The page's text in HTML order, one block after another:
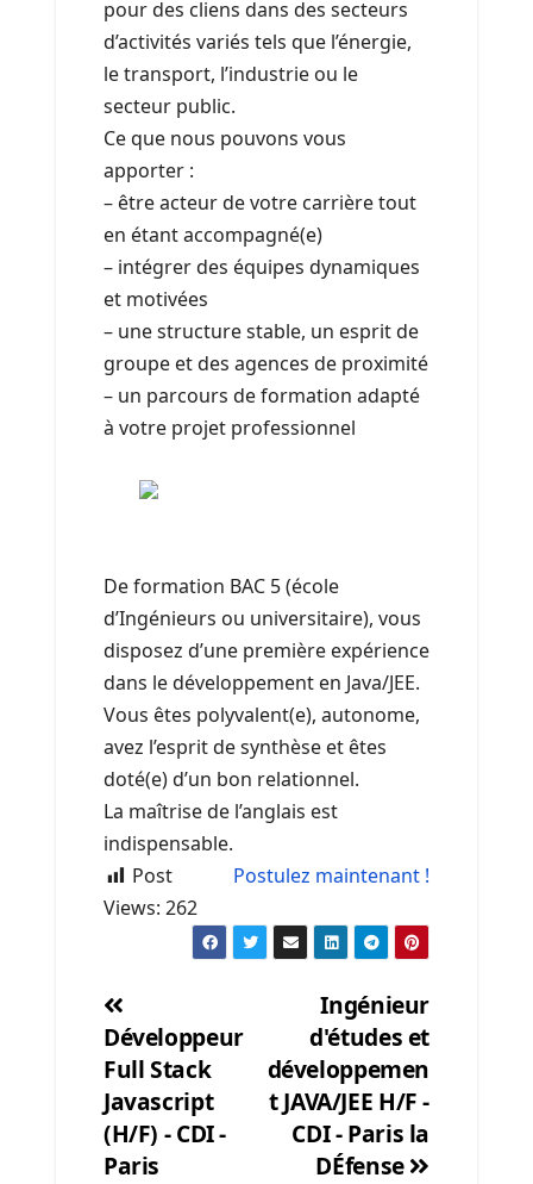
pour des cliens dans des secteurs
d’activités variés tels que l’énergie,
le transport, l’industrie ou le
secteur public.
Ce que nous pouvons vous
apporter :
– être acteur de votre carrière tout
en étant accompagné(e)
– intégrer des équipes dynamiques
et motivées
– une structure stable, un esprit de
groupe et des agences de proximité
– un parcours de formation adapté
à votre projet professionnel
De formation BAC 5 (école
d’Ingénieurs ou universitaire), vous
disposez d’une première expérience
dans le développement en Java/JEE.
Vous êtes polyvalent(e), autonome,
avez l’esprit de synthèse et êtes
doté(e) d’un bon relationnel.
La maîtrise de l’anglais est
indispensable.
Postulez maintenant !
Post
Views: 262
Post
navigation
Ingénieur
d'études et
développemen
t JAVA/JEE H/F -
CDI - Paris la
DÉfense
Développeur
Full Stack
Javascript
(H/F) - CDI -
Paris